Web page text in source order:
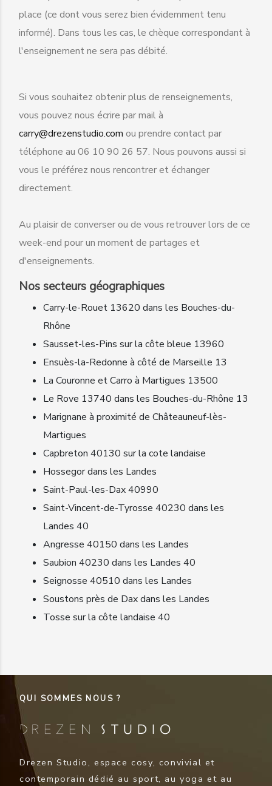
place (ce dont vous serez bien évidemment tenu
informé). Dans tous les cas, le chèque correspondant à
l'enseignement ne sera pas débité.
Si vous souhaitez obtenir plus de renseignements,
vous pouvez nous écrire par mail à
carry@drezenstudio.com ou prendre contact par
téléphone au 06 10 90 26 57. Nous pouvons aussi si
vous le préférez nous rencontrer et échanger
directement.
Au plaisir de converser ou de vous retrouver lors de ce
week-end pour un moment de partages et
d'enseignements.
Nos secteurs géographiques
Carry-le-Rouet 13620 dans les Bouches-du-
Rhône
Sausset-les-Pins sur la côte bleue 13960
Ensuès-la-Redonne à côté de Marseille 13
La Couronne et Carro à Martigues 13500
Le Rove 13740 dans les Bouches-du-Rhône 13
Marignane à proximité de Châteauneuf-lès-
Martigues
Capbreton 40130 sur la cote landaise
Hossegor dans les Landes
Saint-Paul-les-Dax 40990
Saint-Vincent-de-Tyrosse 40230 dans les
Landes 40
Angresse 40150 dans les Landes
Saubion 40230 dans les Landes 40
Seignosse 40510 dans les Landes
Soustons près de Dax dans les Landes
Tosse sur la côte landaise 40
QUI SOMMES NOUS ?
Drezen Studio, espace cosy, convivial et
contemporain dédié au sport, au yoga et au